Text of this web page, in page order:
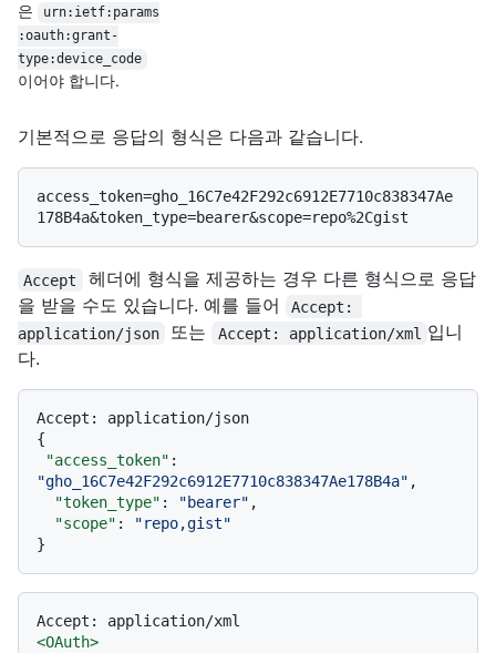
은
urn:ietf:params
:oauth:grant-
type:device_ code
이어야 합니다.
기본적으로 응답의 형식은 다음과 같습니다.
access_token=gho_16C7e42F292c6912E7710c838347Ae
Accept
헤더에 형식을 제공하는 경우 다른 형식으로 응답
을 받을 수도 있습니다. 예를 들어
Accept:
application/json
또는 Accept: application/xml 입니
다.
Accept :
{
"access_token" :
"gho_16C7e42F292c6912E7710c838347Ae178B4a" ,
"token_type" : "bearer" ,
"scope" :
"repo,gist"
}
<OAuth>